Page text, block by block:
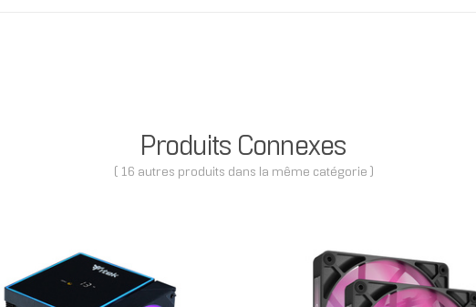
Produits Connexes
( 16 autres produits dans la même catégorie )